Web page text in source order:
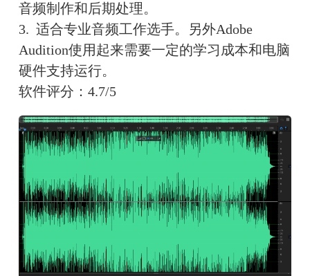
音频制作和后期处理。
3.  适合专业音频工作选手。另外Adobe
Audition使用起来需要一定的学习成本和电脑
硬件支持运行。
软件评分：4.7/5